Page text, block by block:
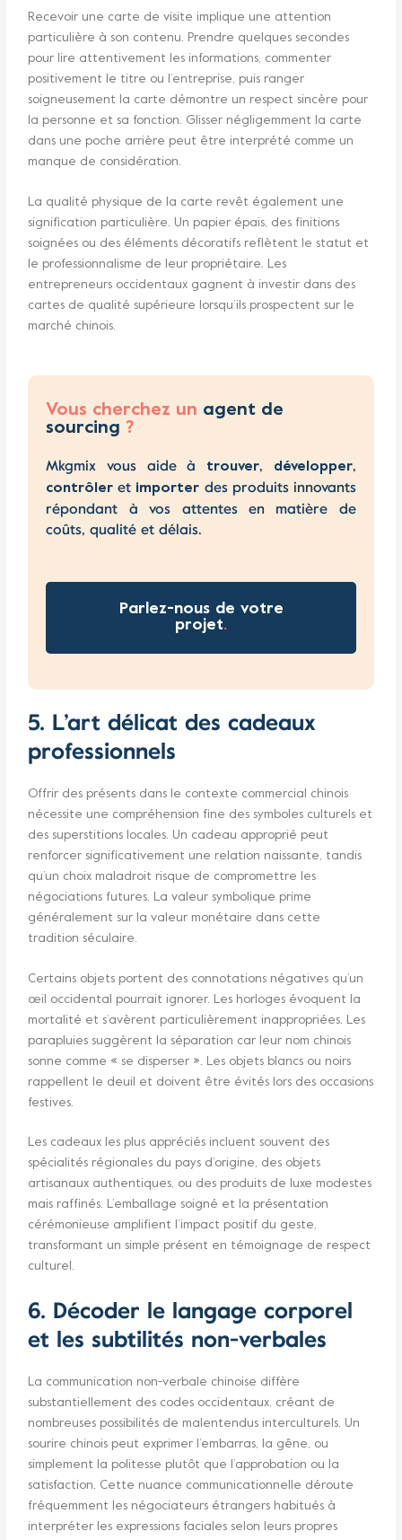
Recevoir une carte de visite implique une attention
particulière à son contenu. Prendre quelques secondes
pour lire attentivement les informations, commenter
positivement le titre ou l’entreprise, puis ranger
soigneusement la carte démontre un respect sincère pour
la personne et sa fonction. Glisser négligemment la carte
dans une poche arrière peut être interprété comme un
manque de considération.
La qualité physique de la carte revêt également une
signification particulière. Un papier épais, des finitions
soignées ou des éléments décoratifs reflètent le statut et
le professionnalisme de leur propriétaire. Les
entrepreneurs occidentaux gagnent à investir dans des
cartes de qualité supérieure lorsqu’ils prospectent sur le
marché chinois.
Vous cherchez un agent de
sourcing ?
Mkgmix vous aide à trouver, développer,
contrôler et importer des produits innovants
répondant à vos attentes en matière de
coûts, qualité et délais.
Parlez-nous de votre
projet.
5. L’art délicat des cadeaux
professionnels
Offrir des présents dans le contexte commercial chinois
nécessite une compréhension fine des symboles culturels et
des superstitions locales. Un cadeau approprié peut
renforcer significativement une relation naissante, tandis
qu’un choix maladroit risque de compromettre les
négociations futures. La valeur symbolique prime
généralement sur la valeur monétaire dans cette
tradition séculaire.
Certains objets portent des connotations négatives qu’un
œil occidental pourrait ignorer. Les horloges évoquent la
mortalité et s’avèrent particulièrement inappropriées. Les
parapluies suggèrent la séparation car leur nom chinois
sonne comme « se disperser ». Les objets blancs ou noirs
rappellent le deuil et doivent être évités lors des occasions
festives.
Les cadeaux les plus appréciés incluent souvent des
spécialités régionales du pays d’origine, des objets
artisanaux authentiques, ou des produits de luxe modestes
mais raffinés. L’emballage soigné et la présentation
cérémonieuse amplifient l’impact positif du geste,
transformant un simple présent en témoignage de respect
culturel.
6. Décoder le langage corporel
et les subtilités non-verbales
La communication non-verbale chinoise diffère
substantiellement des codes occidentaux, créant de
nombreuses possibilités de malentendus interculturels. Un
sourire chinois peut exprimer l’embarras, la gêne, ou
simplement la politesse plutôt que l’approbation ou la
satisfaction. Cette nuance communicationnelle déroute
fréquemment les négociateurs étrangers habitués à
interpréter les expressions faciales selon leurs propres